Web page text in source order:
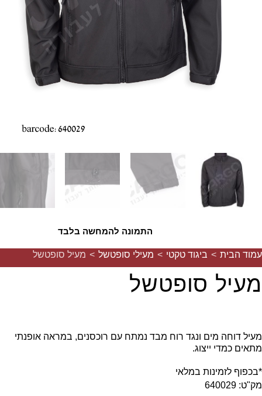
התמונה להמחשה בלבד
עמוד הבית > ביגוד טקטי > מעילי סופטשל > מעיל סופטשל
מעיל סופטשל
מעיל דוחה מים ונגד רוח מבד נמתח עם רוכסנים, במראה אופנתי
מתאים כמדי ייצוג.
*בכפוף לזמינות במלאי
מק"ט: 640029